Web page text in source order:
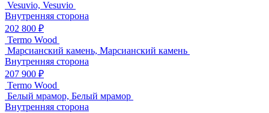
Vesuvio, Vesuvio
Внутренняя сторона
202 800 ₽
Termo Wood
Марсианский камень, Марсианский камень
Внутренняя сторона
207 900 ₽
Termo Wood
Белый мрамор, Белый мрамор
Внутренняя сторона